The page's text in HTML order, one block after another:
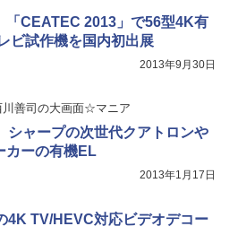
「CEATEC 2013」で56型4K有
ビ試作機を国内初出展
2013年9月30日
川善司の大画面☆マニア
シャープの次世代クアトロンや
カーの有機EL
2013年1月17日
4K TV/HEVC対応ビデオデコー